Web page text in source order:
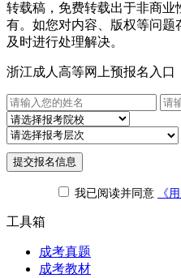
转载稿，免费转载出于非商
有。如您对内容、版权等问
及时进行处理解决。
浙江成人高等网上预报名入口
提交报名信息
我已阅读并同意 《
工具箱
成考真题
成考教材